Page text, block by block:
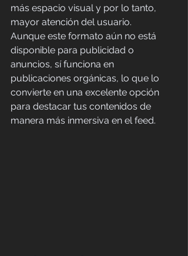
más espacio visual y por lo tanto,
mayor atención del usuario.
Aunque este formato aún no está
disponible para publicidad o
anuncios, sí funciona en
publicaciones orgánicas, lo que lo
convierte en una excelente opción
para destacar tus contenidos de
manera más inmersiva en el feed.